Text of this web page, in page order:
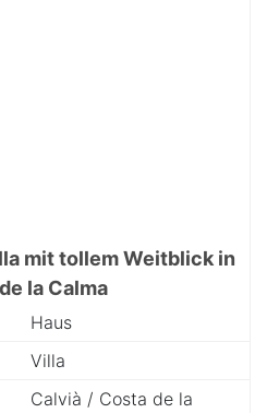
mit tollem Weitblick in
la Calma
Haus
Villa
Calvià / Costa de la